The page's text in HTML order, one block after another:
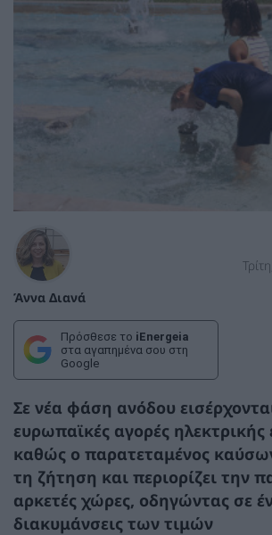
Άννα Διανά
Πρόσθεσε το iEnergeia
στα αγαπημένα σου στη
Google
Σε νέα φάση ανόδου
ευρωπαϊκές αγορές ηλεκτρικής
καθώς ο παρατεταμένος
τη ζήτηση και περιορίζει την
αρκετές χώρες, οδηγώντας σε
διακυμάνσεις των τιμών